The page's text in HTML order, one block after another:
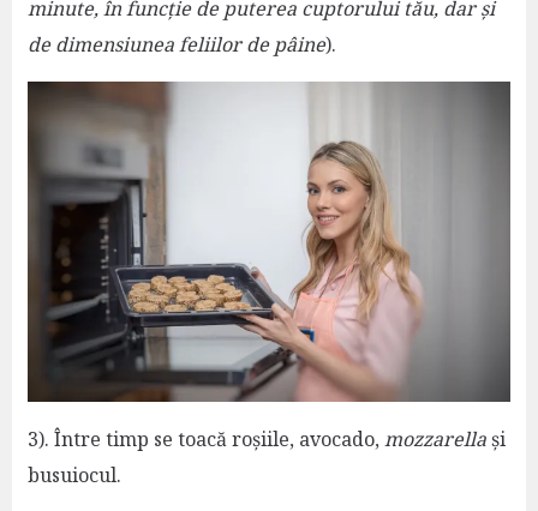
minute, în funcție de puterea cuptorului tău, dar și
de dimensiunea feliilor de pâine).
3). Între timp se toacă roșiile, avocado,mozzarellași
busuiocul.